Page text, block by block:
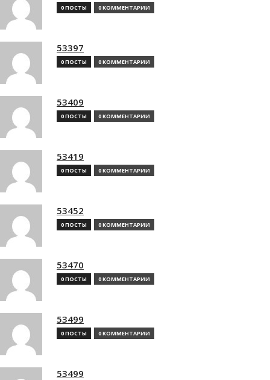
0 ПОСТЫ 0 КОММЕНТАРИИ
53397
0 ПОСТЫ 0 КОММЕНТАРИИ
53409
0 ПОСТЫ 0 КОММЕНТАРИИ
53419
0 ПОСТЫ 0 КОММЕНТАРИИ
53452
0 ПОСТЫ 0 КОММЕНТАРИИ
53470
0 ПОСТЫ 0 КОММЕНТАРИИ
53499
0 ПОСТЫ 0 КОММЕНТАРИИ
53499